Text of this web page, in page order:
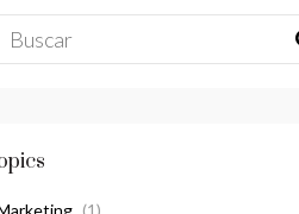
(1)